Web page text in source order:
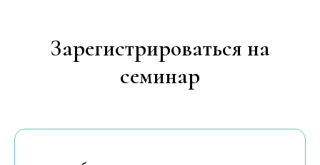
Зарегистрироваться на
семинар